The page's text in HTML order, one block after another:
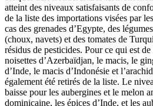
atteint des niveaux satisfaisants de
de la liste des importations visées par
cas des grenades d’Egypte, des
(choux, navets) et des tomates de
résidus de pesticides. Pour ce qui est
noisettes d’Azerbaïdjan, le macis, le
d’Inde, le macis d’Indonésie et
également été retirés de la liste. Le
baisse pour les aubergines et le melon
dominicaine, les épices d’Inde, et les